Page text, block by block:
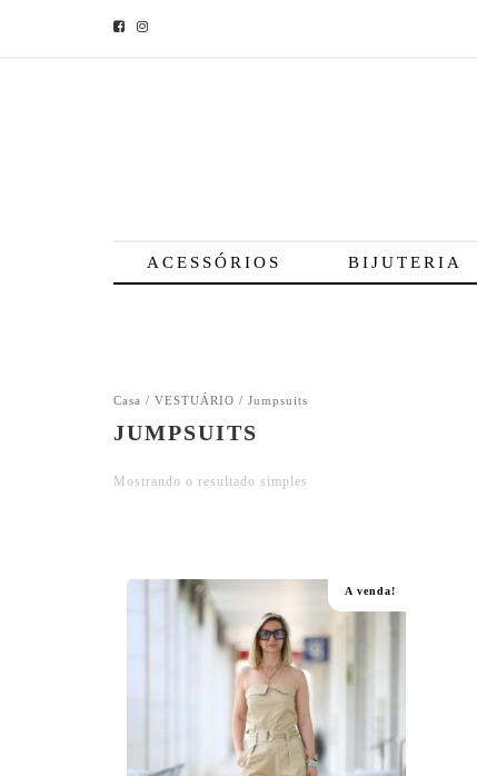
ACESSÓRIOS BIJUTERIA
Casa / VESTUÁRIO / Jumpsuits
JUMPSUITS
Mostrando o resultado simples
A venda!